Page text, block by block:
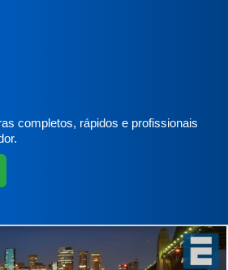
completos, rápidos e profissionais